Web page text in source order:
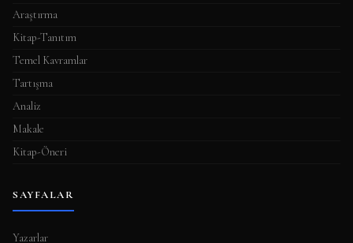
Araştırma
Kitap-Tanıtım
Temel Kavramlar
Tartışma
Analiz
Makale
Kitap-Öneri
SAYFALAR
Yazarlar